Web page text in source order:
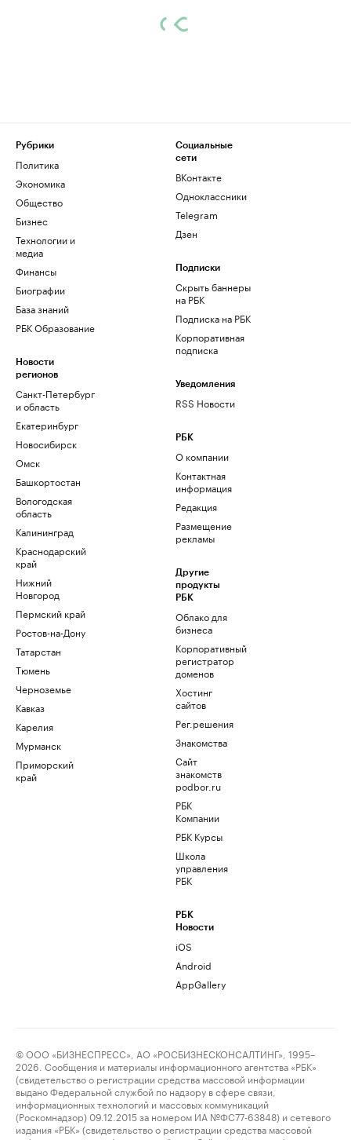
Рубрики
Политика
Экономика
Общество
Бизнес
Технологии и
медиа
Финансы
Биографии
База знаний
РБК Образование
Новости
регионов
Санкт-Петербург
и область
Екатеринбург
Новосибирск
Омск
Башкортостан
Вологодская
область
Калининград
Краснодарский
край
Нижний
Новгород
Пермский край
Ростов-на-Дону
Татарстан
Тюмень
Черноземье
Кавказ
Карелия
Мурманск
Приморский
край
Социальные
сети
ВКонтакте
Одноклассники
Telegram
Дзен
Подписки
Скрыть баннеры
на РБК
Подписка на РБК
Корпоративная
подписка
Уведомления
RSS Новости
РБК
О компании
Контактная
информация
Редакция
Размещение
рекламы
Другие
продукты
РБК
Облако для
бизнеса
Корпоративный
регистратор
доменов
Хостинг
сайтов
Рег.решения
Знакомства
Сайт
знакомств
podbor.ru
РБК
Компании
РБК Курсы
Школа
управления
РБК
РБК
Новости
iOS
Android
AppGallery
© ООО «БИЗНЕСПРЕСС», АО «РОСБИЗНЕСКОНСАЛТИНГ», 1995–
2026. Сообщения и материалы информационного агентства «РБК»
(свидетельство о регистрации средства массовой информации
выдано Федеральной службой по надзору в сфере связи,
информационных технологий и массовых коммуникаций
(Роскомнадзор) 09.12.2015 за номером ИА №ФС77-63848) и сетевого
издания «РБК» (свидетельство о регистрации средства массовой